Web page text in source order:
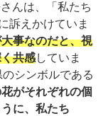
んは、「私たち
訴えかけていま
事なのだと、視
共感していま
シンボルである
がそれぞれの個
に、私たち